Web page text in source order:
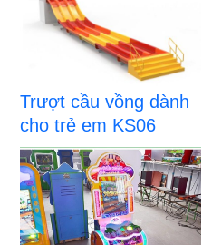
Trượt cầu vồng dành
cho trẻ em KS06